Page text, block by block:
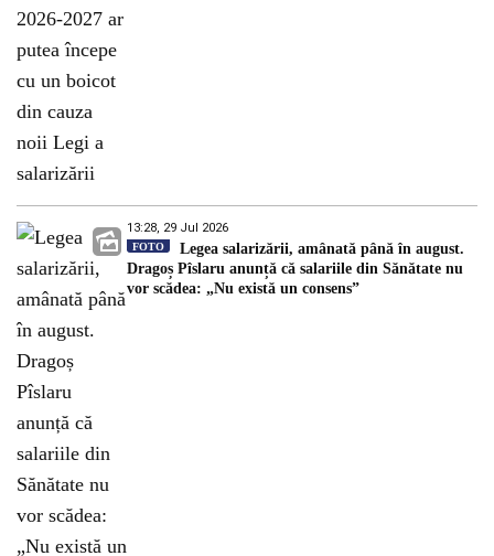
13:28, 29 Jul 2026
FOTO
Legea salarizării, amânată până în august.
Dragoș Pîslaru anunță că salariile din Sănătate nu
vor scădea: „Nu există un consens”